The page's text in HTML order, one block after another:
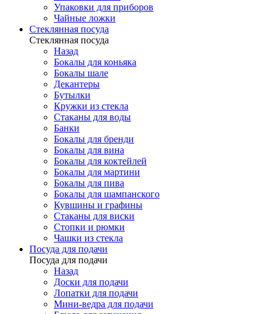
Упаковки для приборов
Чайные ложки
Стеклянная посуда
Стеклянная посуда
Назад
Бокалы для коньяка
Бокалы шале
Декантеры
Бутылки
Кружки из стекла
Стаканы для воды
Банки
Бокалы для бренди
Бокалы для вина
Бокалы для коктейлей
Бокалы для мартини
Бокалы для пива
Бокалы для шампанского
Кувшины и графины
Стаканы для виски
Стопки и рюмки
Чашки из стекла
Посуда для подачи
Посуда для подачи
Назад
Доски для подачи
Лопатки для подачи
Мини-ведра для подачи